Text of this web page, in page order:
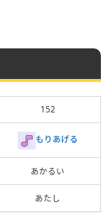
152
もりあげる
あかるい
あたし